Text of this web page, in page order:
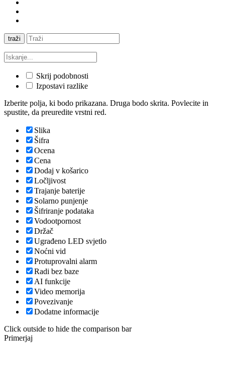
traži
Skrij podobnosti
Izpostavi razlike
Izberite polja, ki bodo prikazana. Druga bodo skrita. Povlecite in
spustite, da preuredite vrstni red.
Slika
Šifra
Ocena
Cena
Dodaj v košarico
Ločljivost
Trajanje baterije
Solarno punjenje
Šifriranje podataka
Vodootpornost
Držač
Ugrađeno LED svjetlo
Noćni vid
Protuprovalni alarm
Radi bez baze
AI funkcije
Video memorija
Povezivanje
Dodatne informacije
Click outside to hide the comparison bar
Primerjaj